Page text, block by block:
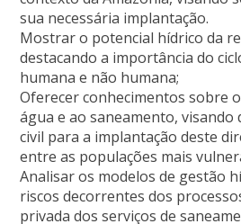
sua necessária implantação.
Mostrar o potencial hídrico da
destacando a importância do
humana e não humana;
Oferecer conhecimentos sobre
água e ao saneamento, visando
civil para a implantação deste
entre as populações mais
Analisar os modelos de gestão
riscos decorrentes dos
privada dos serviços de